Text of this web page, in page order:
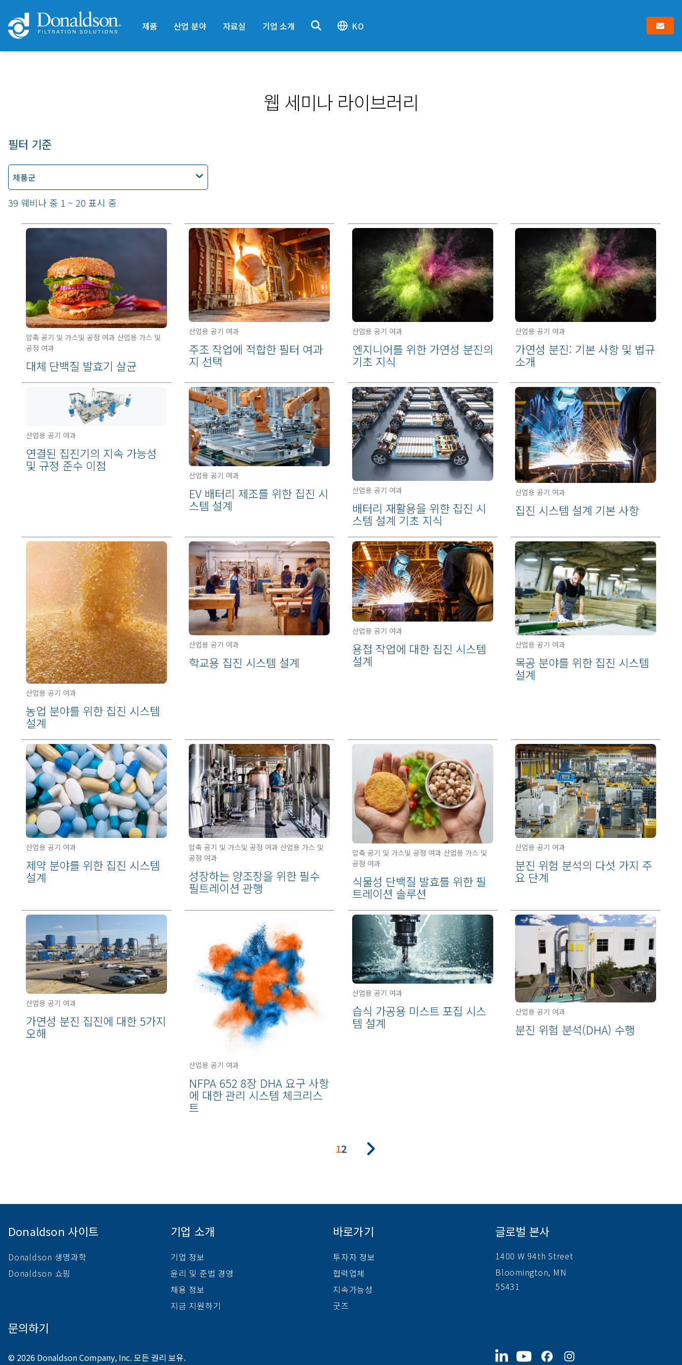
제품 산업 분야 자료실 기업 소개 KO
웹 세미나 라이브러리
필터 기준
제품군
39 웨비나 중 1 ~ 20 표시 중
압축 공기 및 가스및 공정 여과 산업용 가스 및
공정 여과
대체 단백질 발효기 살균
산업용 공기 여과
주조 작업에 적합한 필터 여과
지 선택
산업용 공기 여과
엔지니어를 위한 가연성 분진의
기초 지식
산업용 공기 여과
가연성 분진: 기본 사항 및 법규
소개
산업용 공기 여과
연결된 집진기의 지속 가능성
및 규정 준수 이점
산업용 공기 여과
EV 배터리 제조를 위한 집진 시
스템 설계
산업용 공기 여과
배터리 재활용을 위한 집진 시
스템 설계 기초 지식
산업용 공기 여과
집진 시스템 설계 기본 사항
산업용 공기 여과
농업 분야를 위한 집진 시스템
설계
산업용 공기 여과
학교용 집진 시스템 설계
산업용 공기 여과
용접 작업에 대한 집진 시스템
설계
산업용 공기 여과
목공 분야를 위한 집진 시스템
설계
산업용 공기 여과
제약 분야를 위한 집진 시스템
설계
압축 공기 및 가스및 공정 여과 산업용 가스 및
공정 여과
성장하는 양조장을 위한 필수
필트레이션 관행
압축 공기 및 가스및 공정 여과 산업용 가스 및
공정 여과
식물성 단백질 발효를 위한 필
트레이션 솔루션
산업용 공기 여과
분진 위험 분석의 다섯 가지 주
요 단계
산업용 공기 여과
가연성 분진 집진에 대한 5가지
오해
산업용 공기 여과
NFPA 652 8장 DHA 요구 사항
에 대한 관리 시스템 체크리스
트
산업용 공기 여과
습식 가공용 미스트 포집 시스
템 설계
산업용 공기 여과
분진 위험 분석(DHA) 수행
12
Donaldson 사이트
Donaldson 생명과학
Donaldson 쇼핑
기업 소개
기업 정보
윤리 및 준법 경영
채용 정보
지금 지원하기
바로가기
투자자 정보
협력업체
지속가능성
굿즈
글로벌 본사
1400 W 94th Street
Bloomington, MN
55431
문의하기
© 2026 Donaldson Company, Inc. 모든 권리 보유.